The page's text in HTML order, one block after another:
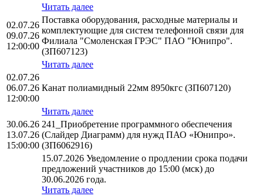
Читать далее
02.07.26
09.07.26
12:00:00
Поставка оборудования, расходные материалы и
комплектующие для систем телефонной связи для
Филиала "Смоленская ГРЭС" ПАО "Юнипро".
(ЗП607123)
Читать далее
02.07.26
06.07.26
12:00:00
Канат полиамидный 22мм 8950кгс (ЗП607120)
Читать далее
30.06.26
13.07.26
15:00:00
241_Приобретение программного обеспечения
(Слайдер Диаграмм) для нужд ПАО «Юнипро».
(ЗП6062916)
15.07.2026 Уведомление о продлении срока подачи
предложений участников до 15:00 (мск) до
30.06.2026 года.
Читать далее